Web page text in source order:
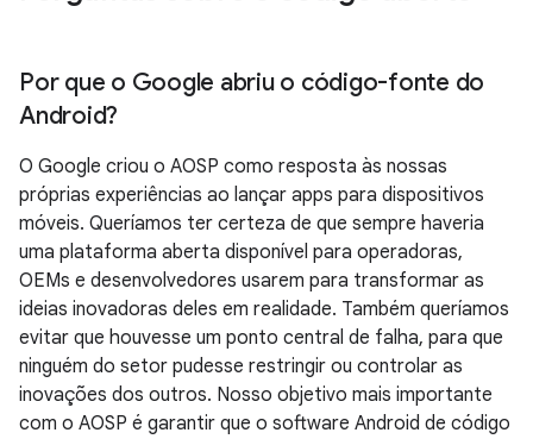
Por que o Google abriu o código-fonte do
Android?
O Google criou o AOSP como resposta às nossas
próprias experiências ao lançar apps para dispositivos
móveis. Queríamos ter certeza de que sempre haveria
uma plataforma aberta disponível para operadoras,
OEMs e desenvolvedores usarem para transformar as
ideias inovadoras deles em realidade. Também queríamos
evitar que houvesse um ponto central de falha, para que
ninguém do setor pudesse restringir ou controlar as
inovações dos outros. Nosso objetivo mais importante
com o AOSP é garantir que o software Android de código